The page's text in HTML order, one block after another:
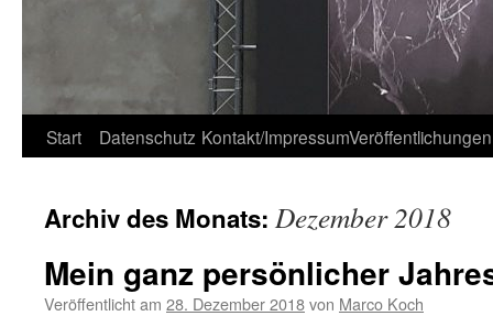
Start Datenschutz Kontakt/ImpressumVeröffentlichungen
Archiv des Monats: Dezember 2018
Mein ganz persönlicher
Veröffentlicht am 28. Dezember 2018von Marco Koch